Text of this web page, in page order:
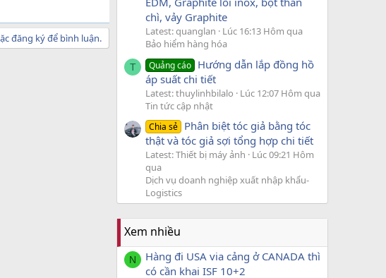
đăng ký để bình luận.
chì, vảy Graphite
Latest: quanglan
Lúc 16:13 Hôm qua
Bảo hiểm hàng hóa
T Quảng cáo Hướng dẫn lắp đồng hồ
áp suất chi tiết
Latest: thuylinhbilalo
Lúc 12:07 Hôm qua
Tin tức cập nhật
Chia sẻ Phân biệt tóc giả bằng tóc
thật và tóc giả sợi tổng hợp chi tiết
Latest: Thiết bị máy ảnh
Lúc 09:21 Hôm
qua
Dịch vụ doanh nghiệp xuất nhập khẩu-
Logistics
Xem nhiều
N
Hàng đi USA via cảng ở CANADA thì
có cần khai ISF 10+2